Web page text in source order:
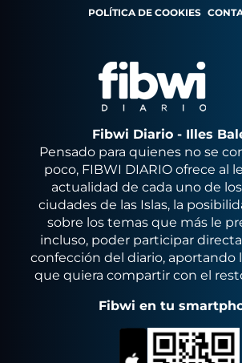
POLÍTICA DE COOKIES
Fibwi Diario - Illes
Pensado para quienes no se
poco, FIBWI DIARIO ofrece al
actualidad de cada uno de
ciudades de las Islas, la
sobre los temas que más le
incluso, poder participar
confección del diario, aportando
que quiera compartir con el
Fibwi en tu